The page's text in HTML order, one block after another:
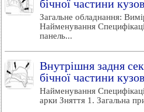
бічної частини
Загальне обладнання:
Найменування
панель...
Внутрішня задня
бічної частини
Найменування
арки Зняття 1. Загальна